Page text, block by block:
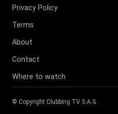
Privacy Policy
Terms
About
Contact
Where to watch
© Copyright Clubbing TV S.A.S .